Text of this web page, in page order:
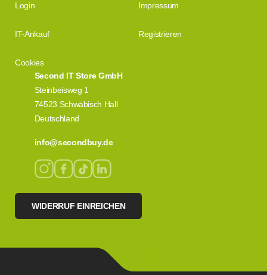
Second IT Store GmbH
Steinbeisweg 1
74523 Schwäbisch Hall
Deutschland
info@secondbuy.de
WIDERRUF EINREICHEN
Login Impressum
IT-Ankauf Registrieren
Cookies